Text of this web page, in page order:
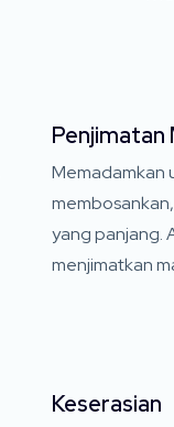
Penjimatan
Memadamkan
yang panjang.
menjimatkan
Keserasian